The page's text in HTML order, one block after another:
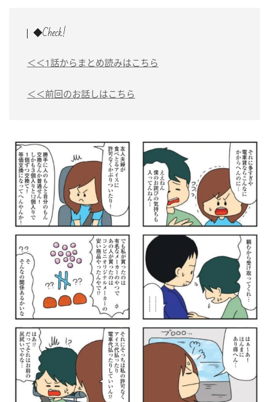
◆Check!
＜＜1話からまとめ読みはこちら
＜＜前回のお話しはこちら